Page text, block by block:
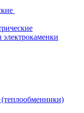
электрокаменки